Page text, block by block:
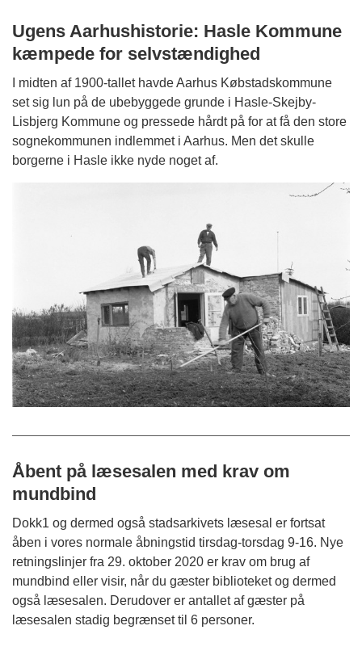
Ugens Aarhushistorie: Hasle Kommune
kæmpede for selvstændighed
I midten af 1900-tallet havde Aarhus Købstadskommune
set sig lun på de ubebyggede grunde i Hasle-Skejby-
Lisbjerg Kommune og pressede hårdt på for at få den store
sognekommunen indlemmet i Aarhus. Men det skulle
borgerne i Hasle ikke nyde noget af.
Åbent på læsesalen med krav om
mundbind
Dokk1 og dermed også stadsarkivets læsesal er fortsat
åben i vores normale åbningstid tirsdag-torsdag 9-16. Nye
retningslinjer fra 29. oktober 2020 er krav om brug af
mundbind eller visir, når du gæster biblioteket og dermed
også læsesalen. Derudover er antallet af gæster på
læsesalen stadig begrænset til 6 personer.